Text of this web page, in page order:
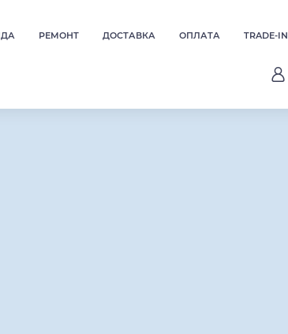
РЕМОНТ ДОСТАВКА ОПЛАТА TRADE-IN